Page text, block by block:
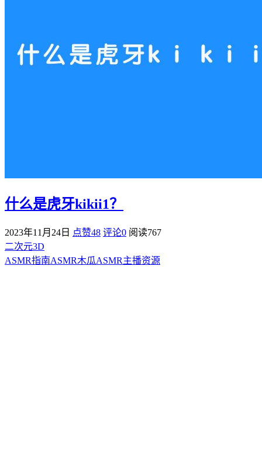
什么是虎牙kikii1？
2023年11月24日 点赞48 评论0 阅读767
二次元3D
ASMR指南ASMR木瓜ASMR主播资源